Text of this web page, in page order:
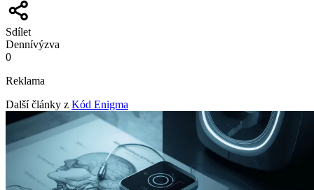
Sdílet
Dennívýzva
0
Reklama
Další články z Kód Enigma